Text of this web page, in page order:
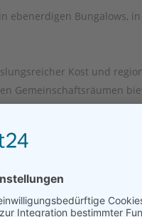
ebenerdigen Bungalows,
Kost und
Gemeinschaftsräumen